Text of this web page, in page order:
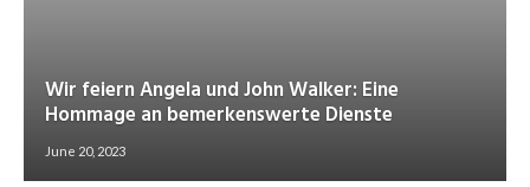
Wir feiern Angela und John Walker: Eine
Hommage an bemerkenswerte Dienste
June 20, 2023